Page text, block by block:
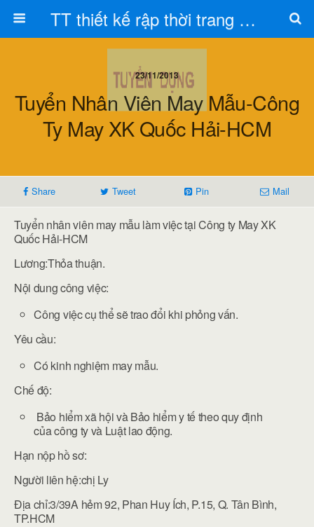
TT thiết kế rập thời trang Toán Trần
23/11/2013
Tuyển Nhân Viên May Mẫu-Công
Ty May XK Quốc Hải-HCM
Share Tweet Pin Mail
Tuyển nhân viên may mẫu làm việc tại Công ty May XK
Quốc Hải-HCM
Lương:Thỏa thuận.
Nội dung công việc:
Công việc cụ thể sẽ trao đổi khi phỏng vấn.
Yêu cầu:
Có kinh nghiệm may mẫu.
Chế độ:
Bảo hiểm xã hội và Bảo hiểm y tế theo quy định
của công ty và Luật lao động.
Hạn nộp hồ sơ:
Người liên hệ:chị Ly
Địa chỉ:3/39A hẻm 92, Phan Huy Ích, P.15, Q. Tân Bình,
TP.HCM